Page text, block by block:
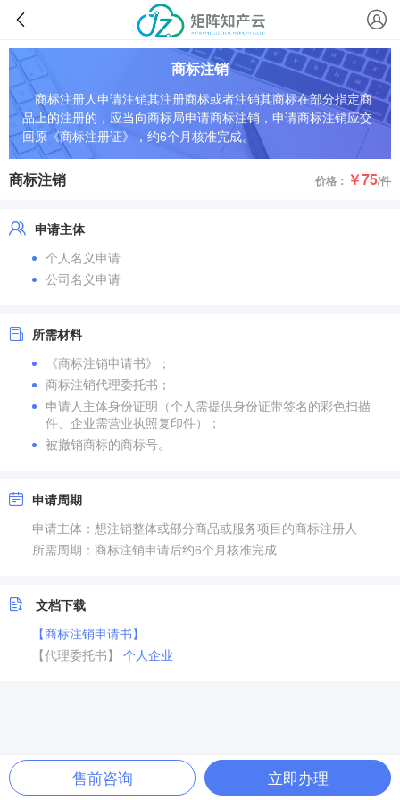
商标注销
商标注册人申请注销其注册商标或者注销其商标在部分指定商
品上的注册的，应当向商标局申请商标注销，申请商标注销应交
回原《商标注册证》，约6个月核准完成。
商标注销 价格： ￥75/件
申请主体
个人名义申请
公司名义申请
所需材料
《商标注销申请书》；
商标注销代理委托书；
申请人主体身份证明（个人需提供身份证带签名的彩色扫描
件、企业需营业执照复印件）；
被撤销商标的商标号。
申请周期
申请主体：想注销整体或部分商品或服务项目的商标注册人
所需周期：商标注销申请后约6个月核准完成
文档下载
【商标注销申请书】
【代理委托书】 个人企业
售前咨询 立即办理